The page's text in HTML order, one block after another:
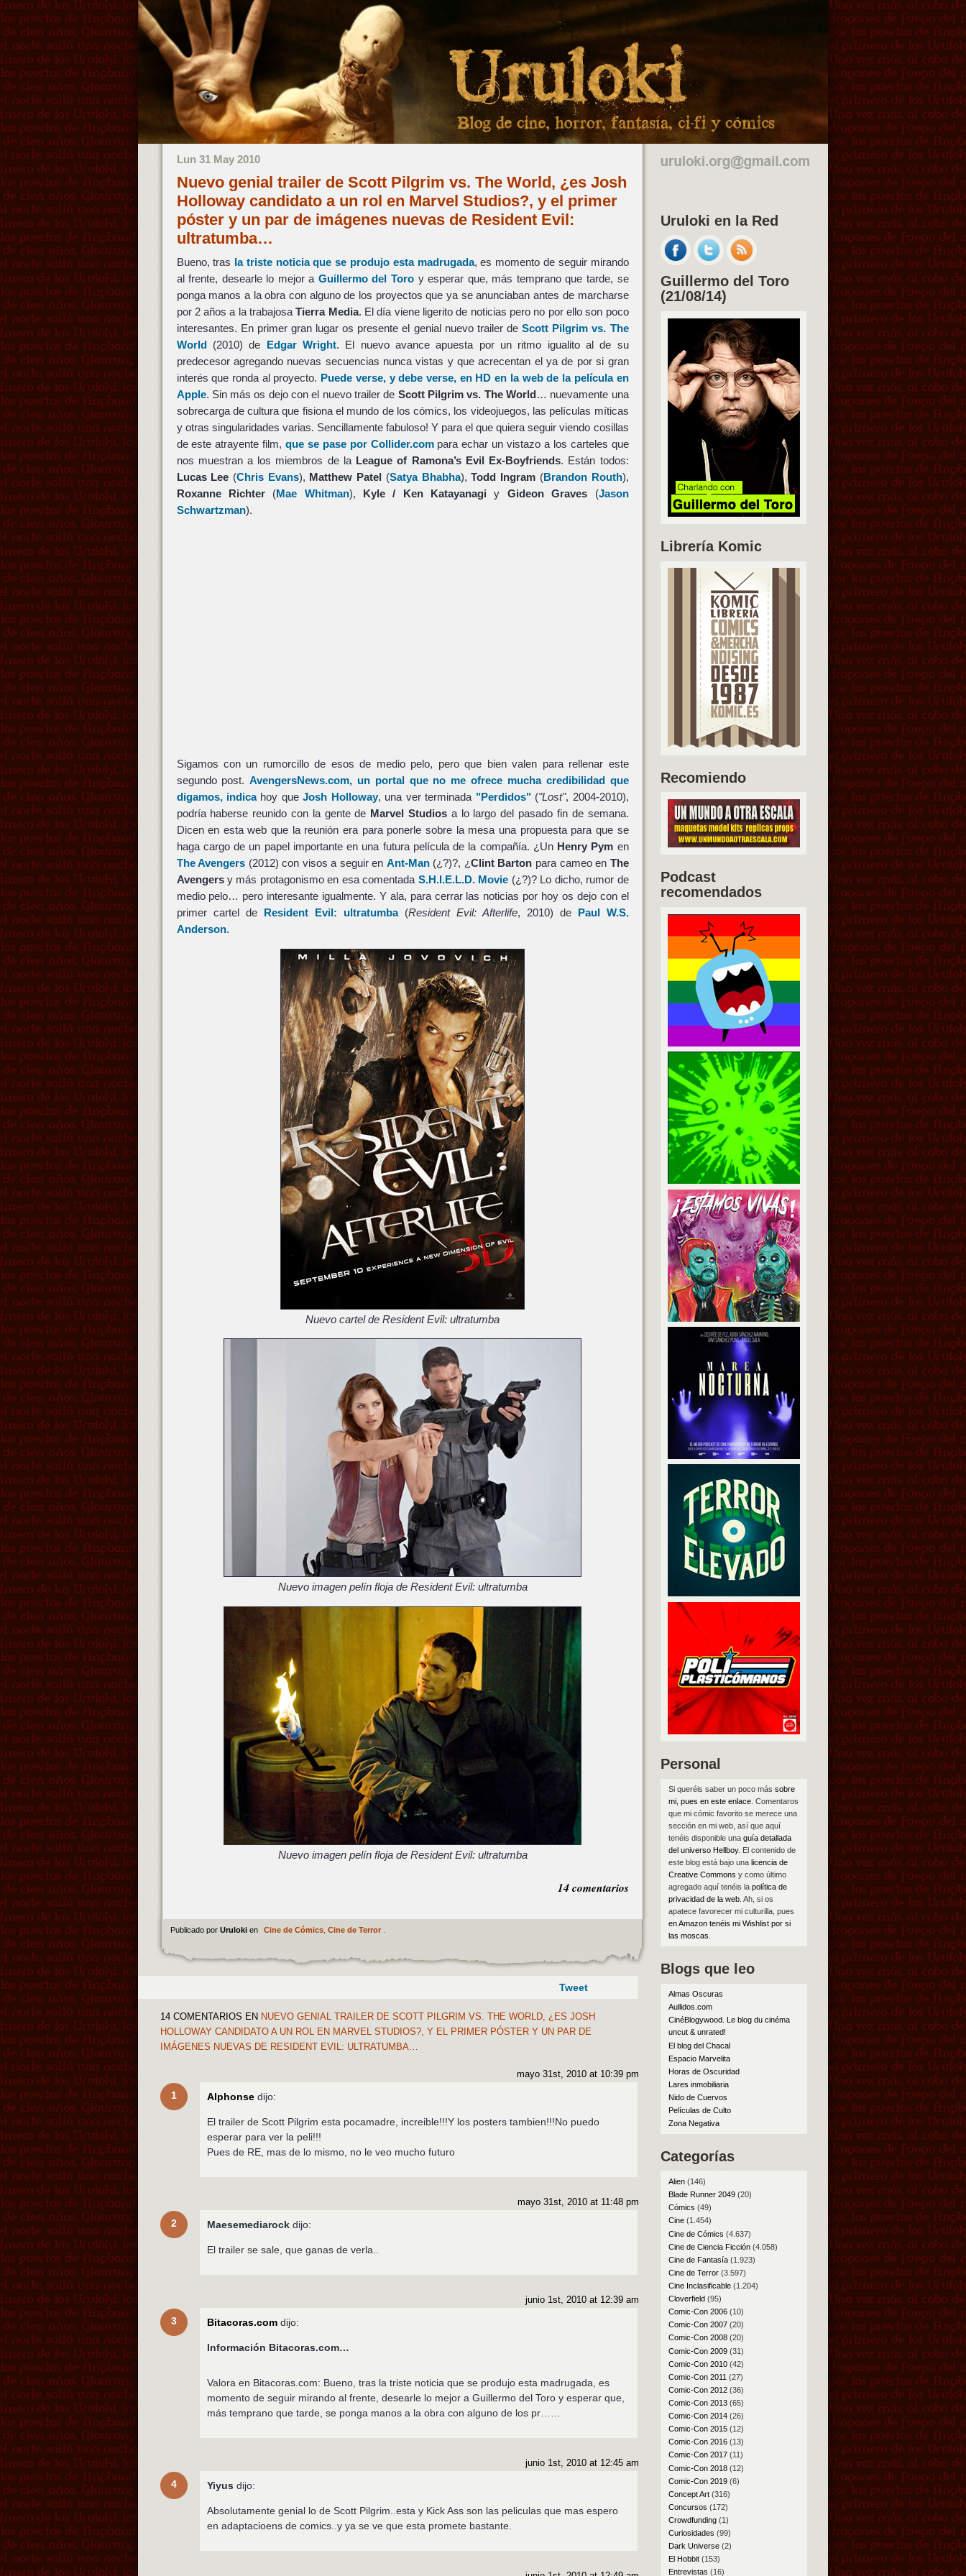
Lun 31 May 2010
Nuevo genial trailer de Scott Pilgrim vs. The World, ¿es Josh
Holloway candidato a un rol en Marvel Studios?, y el primer
póster y un par de imágenes nuevas de Resident Evil:
ultratumba…
Bueno, tras la triste noticia que se produjo esta madrugada, es momento de seguir mirando
al frente, desearle lo mejor a Guillermo del Toro y esperar que, más temprano que tarde, se
ponga manos a la obra con alguno de los proyectos que ya se anunciaban antes de marcharse
por 2 años a la trabajosaTierra Media. El día viene ligerito de noticias pero no por ello son poco
interesantes. En primer gran lugar os presente el genial nuevo trailer deScott Pilgrim vs. The
World(2010) de Edgar Wright. El nuevo avance apuesta por un ritmo igualito al de su
predecesor agregando nuevas secuencias nunca vistas y que acrecentan el ya de por si gran
interés que ronda al proyecto. Puede verse, y debe verse, en HD en la web de la película en
Apple. Sin más os dejo con el nuevo trailer de Scott Pilgrim vs. The World… nuevamente una
sobrecarga de cultura que fisiona el mundo de los cómics, los videojuegos, las películas míticas
y otras singularidades varias. Sencillamente fabuloso! Y para el que quiera seguir viendo cosillas
de este atrayente film,que se pase por Collider.compara echar un vistazo a los carteles que
nos muestran a los miembros de la League of Ramona’s Evil Ex-Boyfriends. Están todos:
Lucas Lee (Chris Evans), Matthew Patel (Satya Bhabha),Todd Ingram (Brandon Routh),
Roxanne Richter(Mae Whitman), Kyle / Ken Katayanagi y Gideon Graves (Jason
Schwartzman).
Sigamos con un rumorcillo de esos de medio pelo, pero que bien valen para rellenar este
segundo post.AvengersNews.com, un portal que no me ofrece mucha credibilidad que
digamos, indicahoy queJosh Holloway, una ver terminada "Perdidos" ("Lost", 2004-2010),
podría haberse reunido con la gente de Marvel Studios a lo largo del pasado fin de semana.
Dicen en esta web que la reunión era para ponerle sobre la mesa una propuesta para que se
haga cargo de un papel importante en una futura película de la compañía. ¿Un Henry Pym en
The Avengers (2012) con visos a seguir en Ant-Man(¿?)?, ¿Clint Barton para cameo en The
Avengersy más protagonismo en esa comentada S.H.I.E.L.D. Movie (¿?)? Lo dicho, rumor de
medio pelo… pero interesante igualmente. Y ala, para cerrar las noticias por hoy os dejo con el
primer cartel de Resident Evil: ultratumba(Resident Evil: Afterlife, 2010) de Paul W.S.
Anderson.
Nuevo cartel de Resident Evil: ultratumba
Nuevo imagen pelín floja de Resident Evil: ultratumba
Nuevo imagen pelín floja de Resident Evil: ultratumba
14 comentarios
Publicado por Uruloki en Cine de Cómics, Cine de Terror.
Tweet
14 COMENTARIOS EN NUEVO GENIAL TRAILER DE SCOTT PILGRIM VS. THE WORLD, ¿ES JOSH
HOLLOWAY CANDIDATO A UN ROL EN MARVEL STUDIOS?, Y EL PRIMER PÓSTER Y UN PAR DE
IMÁGENES NUEVAS DE RESIDENT EVIL: ULTRATUMBA…
1
mayo 31st, 2010 at 10:39 pm
Alphonse dijo:
El trailer de Scott Pilgrim esta pocamadre, increible!!!Y los posters tambien!!!No puedo
esperar para ver la peli!!!
Pues de RE, mas de lo mismo, no le veo mucho futuro
2
mayo 31st, 2010 at 11:48 pm
Maesemediarock dijo:
El trailer se sale, que ganas de verla..
3
junio 1st, 2010 at 12:39 am
Bitacoras.com dijo:
Información Bitacoras.com…
Valora en Bitacoras.com: Bueno, tras la triste noticia que se produjo esta madrugada, es
momento de seguir mirando al frente, desearle lo mejor a Guillermo del Toro y esperar que,
más temprano que tarde, se ponga manos a la obra con alguno de los pr……
4
junio 1st, 2010 at 12:45 am
Yiyus dijo:
Absolutamente genial lo de Scott Pilgrim..esta y Kick Ass son las peliculas que mas espero
en adaptacioens de comics..y ya se ve que esta promete bastante.
Uruloki en la Red
Guillermo del Toro
(21/08/14)
Librería Komic
Recomiendo
Podcast
recomendados
Personal
Si queréis saber un poco más sobre
mi, pues en este enlace. Comentaros
que mi cómic favorito se merece una
sección en mi web, así que aquí
tenéis disponible una guía detallada
del universo Hellboy. El contenido de
este blog está bajo una licencia de
Creative Commons y como último
agregado aquí tenéis la política de
privacidad de la web. Ah, si os
apatece favorecer mi culturilla, pues
en Amazon tenéis mi Wishlist por si
las moscas
Blogs que leo
Almas Oscuras
Aullidos.com
CinéBlogywood. Le blog du cinéma
uncut & unrated!
El blog del Chacal
Espacio Marvelita
Horas de Oscuridad
Lares inmobiliaria
Nido de Cuervos
Películas de Culto
Zona Negativa
Categorías
Alien(146)
Blade Runner 2049(20)
Cómics (49)
Cine(1.454)
Cine de Cómics (4.637)
Cine de Ciencia Ficción(4.058)
Cine de Fantasía(1.923)
Cine de Terror(3.597)
Cine Inclasificable(1.204)
Cloverfield(95)
Comic-Con 2006(10)
Comic-Con 2007(20)
Comic-Con 2008(20)
Comic-Con 2009(31)
Comic-Con 2010(42)
Comic-Con 2011 (27)
Comic-Con 2012(36)
Comic-Con 2013(65)
Comic-Con 2014(26)
Comic-Con 2015(12)
Comic-Con 2016(13)
Comic-Con 2017(11)
Comic-Con 2018(12)
Comic-Con 2019(6)
Concept Art(316)
Concursos (172)
Crowdfunding(1)
Curiosidades (99)
Dark Universe(2)
El Hobbit(153)
Entrevistas (16)